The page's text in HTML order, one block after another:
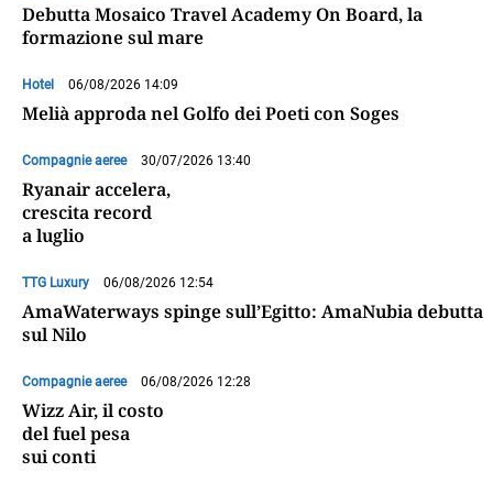
Debutta Mosaico Travel Academy On Board, la
formazione sul mare
Hotel 06/08/2026 14:09
Melià approda nel Golfo dei Poeti con Soges
Compagnie aeree 30/07/2026 13:40
Ryanair accelera,
crescita record
a luglio
TTG Luxury 06/08/2026 12:54
AmaWaterways spinge sull’Egitto: AmaNubia debutta
sul Nilo
Compagnie aeree 06/08/2026 12:28
Wizz Air, il costo
del fuel pesa
sui conti